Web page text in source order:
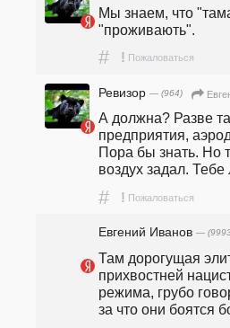
Мы знаем, что
"проживають".
# ! Пожаловаться
Ревизор — (964)
А должна? Разве
предприятия,
Пора бы знать. Но
воздух задал.
# ! Пожаловаться
Евгений Иванов —
Там дорогущая
прихвостней
режима, грубо
за что они боятся